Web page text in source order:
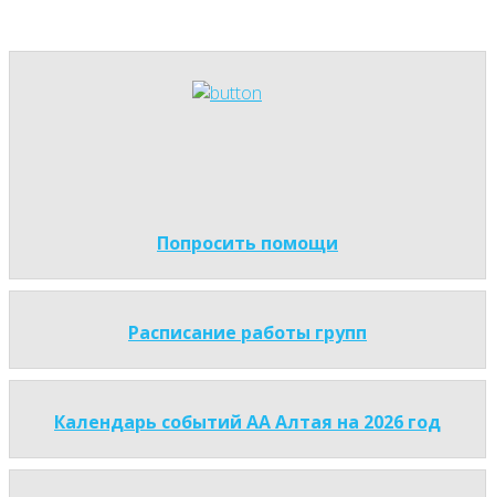
Попросить помощи
Расписание работы групп
Календарь событий АА Алтая на 2026 год